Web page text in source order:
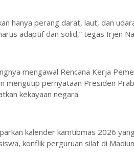
hanya perang darat, laut, dan
adaptif dan solid,” tegas Irjen
mengawal Rencana Kerja
mengutip pernyataan Presiden
kekayaan negara.
kalender kamtibmas 2026
konflik perguruan silat di